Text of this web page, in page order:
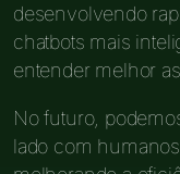
desenvolvendo
chatbots mais
entender melhor
No futuro,
lado com